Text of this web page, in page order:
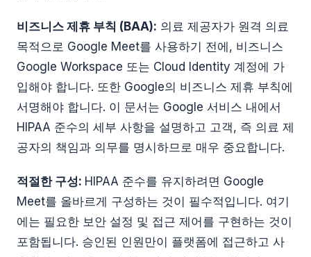
비즈니스 제휴 부칙 (BAA): 의료 제공자가 원격 의료
목적으로 Google Meet를 사용하기 전에, 비즈니스
Google Workspace 또는 Cloud Identity 계정에 가
입해야 합니다. 또한 Google의 비즈니스 제휴 부칙에
서명해야 합니다. 이 문서는 Google 서비스 내에서
HIPAA 준수의 세부 사항을 설명하고 고객, 즉 의료 제
공자의 책임과 의무를 명시하므로 매우 중요합니다.
적절한 구성: HIPAA 준수를 유지하려면 Google
Meet를 올바르게 구성하는 것이 필수적입니다. 여기
에는 필요한 보안 설정 및 접근 제어를 구현하는 것이
포함됩니다. 승인된 인원만이 플랫폼에 접근하고 사